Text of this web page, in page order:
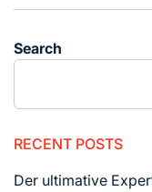
Search
RECENT POSTS
Der ultimative